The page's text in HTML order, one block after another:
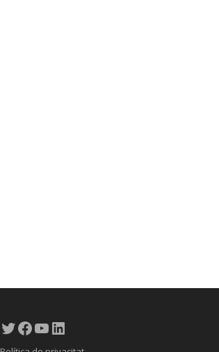
Twitter
Facebook
YouTube
LinkedIn